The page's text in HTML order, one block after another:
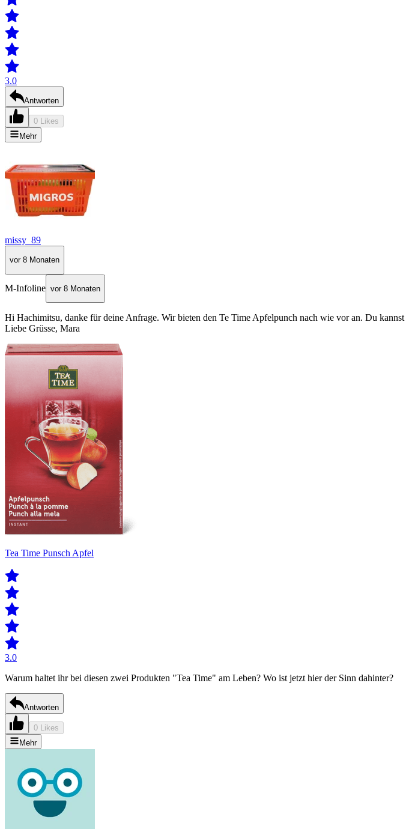
3.0
Antworten
0 Likes
Mehr
missy_89
vor 8 Monaten
M-Infoline vor 8 Monaten
Hi Hachimitsu, danke für deine Anfrage. Wir bieten den Te Time Apfelpunch nach wie vor an. Du kannst
Liebe Grüsse, Mara
Tea Time Punsch Apfel
3.0
Warum haltet ihr bei diesen zwei Produkten "Tea Time" am Leben? Wo ist jetzt hier der Sinn dahinter?
Antworten
0 Likes
Mehr